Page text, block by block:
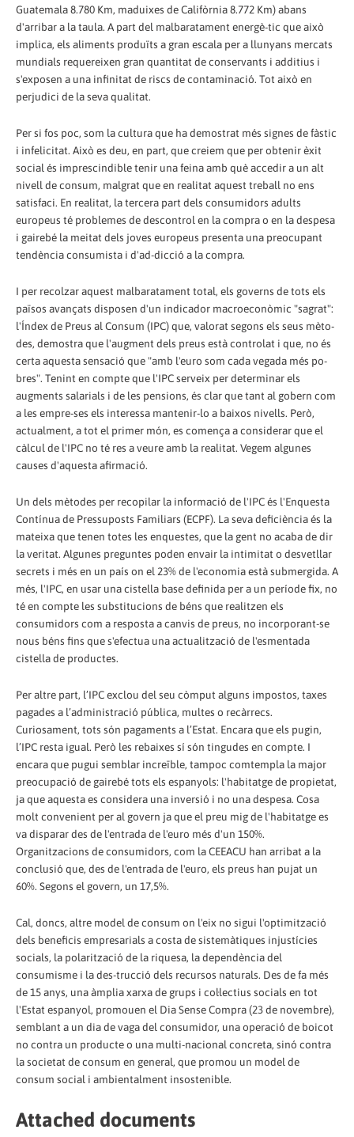
Guatemala 8.780 Km, maduixes de Califòrnia 8.772 Km) abans
d'arribar a la taula. A part del malbaratament energè-tic que això
implica, els aliments produïts a gran escala per a llunyans mercats
mundials requereixen gran quantitat de conservants i additius i
s'exposen a una infinitat de riscs de contaminació. Tot això en
perjudici de la seva qualitat.
Per si fos poc, som la cultura que ha demostrat més signes de fàstic
i infelicitat. Això es deu, en part, que creiem que per obtenir èxit
social és imprescindible tenir una feina amb què accedir a un alt
nivell de consum, malgrat que en realitat aquest treball no ens
satisfaci. En realitat, la tercera part dels consumidors adults
europeus té problemes de descontrol en la compra o en la despesa
i gairebé la meitat dels joves europeus presenta una preocupant
tendència consumista i d'ad-dicció a la compra.
I per recolzar aquest malbaratament total, els governs de tots els
països avançats disposen d'un indicador macroeconòmic "sagrat":
l'Índex de Preus al Consum (IPC) que, valorat segons els seus mèto-
des, demostra que l'augment dels preus està controlat i que, no és
certa aquesta sensació que "amb l'euro som cada vegada més po-
bres". Tenint en compte que l'IPC serveix per determinar els
augments salarials i de les pensions, és clar que tant al gobern com
a les empre-ses els interessa mantenir-lo a baixos nivells. Però,
actualment, a tot el primer món, es comença a considerar que el
càlcul de l'IPC no té res a veure amb la realitat. Vegem algunes
causes d'aquesta afirmació.
Un dels mètodes per recopilar la informació de l'IPC és l'Enquesta
Contínua de Pressuposts Familiars (ECPF). La seva deficiència és la
mateixa que tenen totes les enquestes, que la gent no acaba de dir
la veritat. Algunes preguntes poden envair la intimitat o desvetllar
secrets i més en un país on el 23% de l'economia està submergida. A
més, l'IPC, en usar una cistella base definida per a un període fix, no
té en compte les substitucions de béns que realitzen els
consumidors com a resposta a canvis de preus, no incorporant-se
nous béns fins que s'efectua una actualització de l'esmentada
cistella de productes.
Per altre part, l’IPC exclou del seu còmput alguns impostos, taxes
pagades a l’administració pública, multes o recàrrecs.
Curiosament, tots són pagaments a l’Estat. Encara que els pugin,
l’IPC resta igual. Però les rebaixes sí són tingudes en compte. I
encara que pugui semblar increïble, tampoc comtempla la major
preocupació de gairebé tots els espanyols: l'habitatge de propietat,
ja que aquesta es considera una inversió i no una despesa. Cosa
molt convenient per al govern ja que el preu mig de l'habitatge es
va disparar des de l'entrada de l'euro més d'un 150%.
Organitzacions de consumidors, com la CEEACU han arribat a la
conclusió que, des de l'entrada de l'euro, els preus han pujat un
60%. Segons el govern, un 17,5%.
Cal, doncs, altre model de consum on l'eix no sigui l'optimització
dels beneficis empresarials a costa de sistemàtiques injustícies
socials, la polarització de la riquesa, la dependència del
consumisme i la des-trucció dels recursos naturals. Des de fa més
de 15 anys, una àmplia xarxa de grups i col·lectius socials en tot
l'Estat espanyol, promouen el Dia Sense Compra (23 de novembre),
semblant a un dia de vaga del consumidor, una operació de boicot
no contra un producte o una multi-nacional concreta, sinó contra
la societat de consum en general, que promou un model de
consum social i ambientalment insostenible.
Attached documents